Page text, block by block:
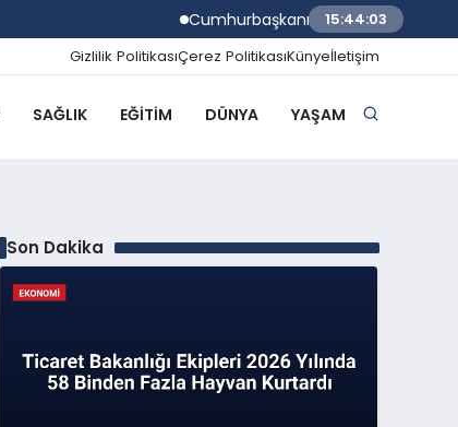
Cumhurbaşkanı Erdoğan TÜGVA Yaz
15:44:04
Gizlilik PolitikasıÇerez PolitikasıKünyeİletişim
SAĞLIK EĞITIM DÜNYA YAŞAM
Son Dakika